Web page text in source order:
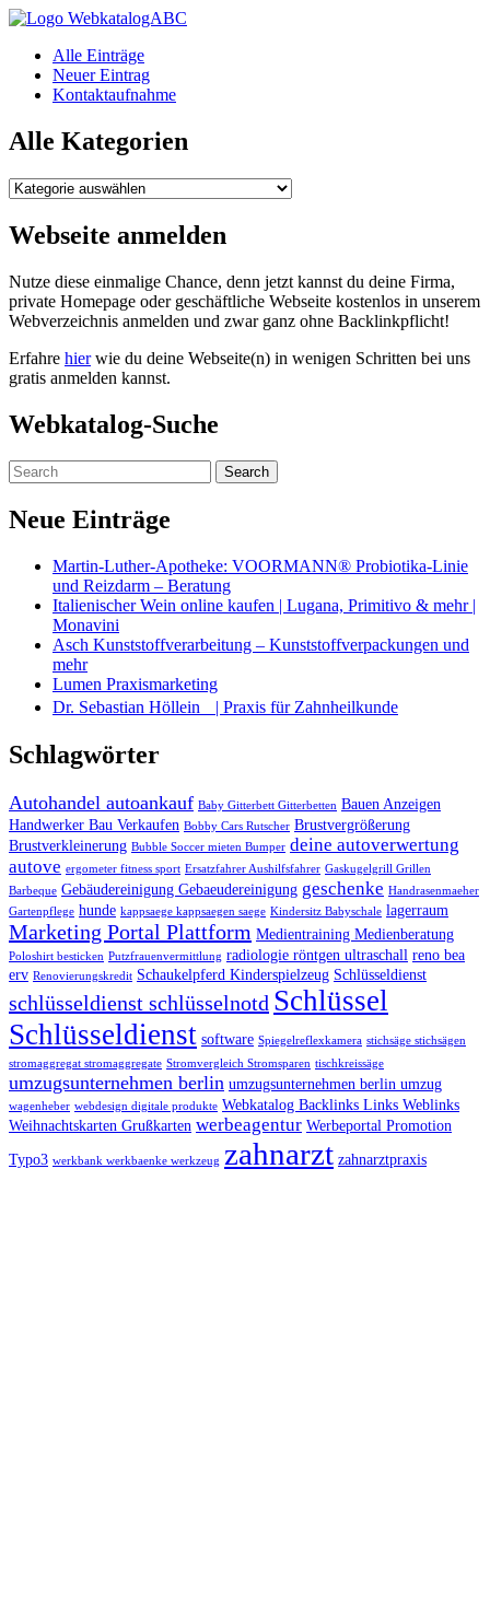
WebkatalogABC
Alle Einträge
Neuer Eintrag
Kontaktaufnahme
Alle Kategorien
Alle
Webseite anmelden
Nutze diese einmalige Chance, denn jetzt kannst du deine Firma,
private Homepage oder geschäftliche Webseite kostenlos in unserem
Webverzeichnis anmelden und zwar ganz ohne Backlinkpflicht!
Erfahre hierwie du deine Webseite(n) in wenigen Schritten bei uns
gratis anmelden kannst.
Webkatalog-Suche
Neue Einträge
Martin-Luther-Apotheke: VOORMANN® Probiotika-Linie
und Reizdarm – Beratung
Italienischer Wein online kaufen | Lugana, Primitivo & mehr |
Monavini
Asch Kunststoffverarbeitung – Kunststoffverpackungen und
mehr
Lumen Praxismarketing
Dr. Sebastian Höllein | Praxis für Zahnheilkunde
Schlagwörter
Autohandel autoankauf Baby Gitterbett Gitterbetten Bauen Anzeigen
Handwerker Bau Verkaufen Bobby Cars Rutscher Brustvergrößerung
Brustverkleinerung Bubble Soccer mieten Bumper deine autoverwertung
autove ergometer fitness sport Ersatzfahrer Aushilfsfahrer Gaskugelgrill Grillen
Barbeque Gebäudereinigung Gebaeudereinigung geschenke Handrasenmaeher
Gartenpflege hunde kappsaege kappsaegen saege Kindersitz Babyschale lagerraum
Marketing Portal Plattform Medientraining Medienberatung
Poloshirt besticken Putzfrauenvermittlung radiologie röntgen ultraschall reno bea
erv Renovierungskredit Schaukelpferd Kinderspielzeug Schlüsseldienst
schlüsseldienst schlüsselnotd Schlüssel
Schlüsseldienst software Spiegelreflexkamera stichsäge stichsägen
stromaggregat stromaggregate Stromvergleich Stromsparen tischkreissäge
umzugsunternehmen berlin umzugsunternehmen berlin umzug
wagenheber webdesign digitale produkte Webkatalog Backlinks Links Weblinks
Weihnachtskarten Grußkarten werbeagentur Werbeportal Promotion
Typo3 werkbank werkbaenke werkzeug zahnarzt zahnarztpraxis